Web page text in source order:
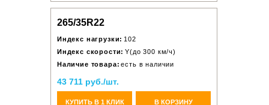
265/35R22
Индекс нагрузки: 102
Индекс скорости: Y(до 300 км/ч)
Наличие товара: есть в наличии
43 711 руб./шт.
КУПИТЬ В 1 КЛИК В КОРЗИНУ